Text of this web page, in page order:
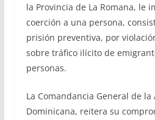
la Provincia de La Romana, le
coerción a una persona,
prisión preventiva, por
sobre tráfico ilícito de
personas.
La Comandancia General de
Dominicana, reitera su